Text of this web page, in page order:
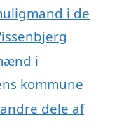
i de
i
kommune
dele af